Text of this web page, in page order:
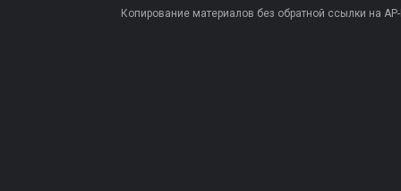
Копирование материалов без обратной ссылки на